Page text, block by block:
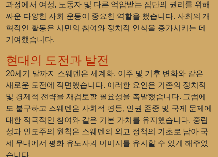
과정에서 여성, 노동자 및 다른 억압받는 집단의 권리를 위해
싸운 다양한 사회 운동이 중요한 역할을 했습니다. 사회의 개
혁적인 활동은 시민의 참여와 정치적 인식을 증가시키는 데
기여했습니다.
현대의 도전과 발전
20세기 말까지 스웨덴은 세계화, 이주 및 기후 변화와 같은
새로운 도전에 직면했습니다. 이러한 요인은 기존의 정치적
및 경제적 전략을 재검토할 필요성을 촉발했습니다. 그럼에
도 불구하고 스웨덴은 사회적 평등, 인권 존중 및 국제 문제에
대한 적극적인 참여와 같은 기본 가치를 유지했습니다. 중립
성과 인도주의 원칙은 스웨덴의 외교 정책의 기초로 남아 국
제 무대에서 평화 유도자의 이미지를 유지할 수 있게 해주었
습니다.